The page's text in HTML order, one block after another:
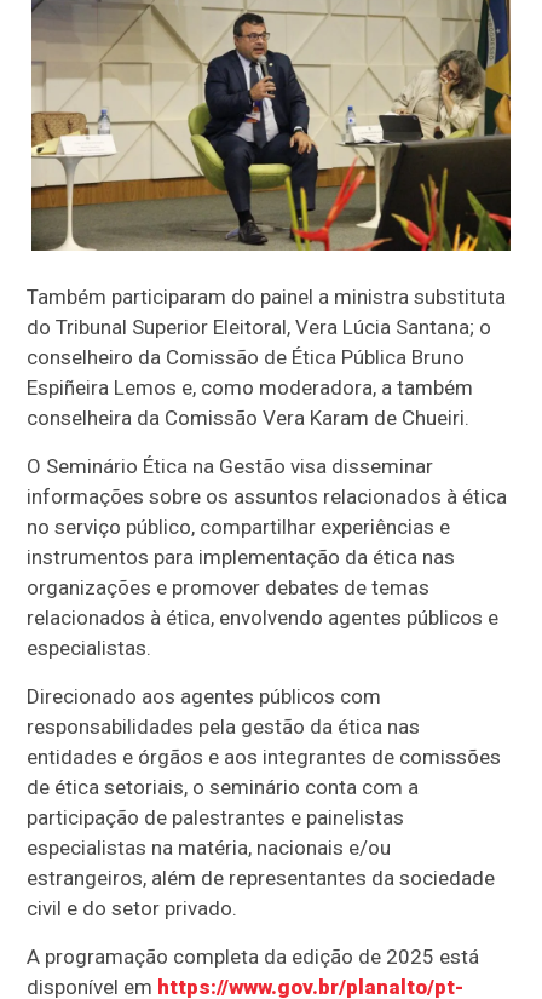
Também participaram do painel a ministra substituta
do Tribunal Superior Eleitoral, Vera Lúcia Santana; o
conselheiro da Comissão de Ética Pública Bruno
Espiñeira Lemos e, como moderadora, a também
conselheira da Comissão Vera Karam de Chueiri.
O Seminário Ética na Gestão visa disseminar
informações sobre os assuntos relacionados à ética
no serviço público, compartilhar experiências e
instrumentos para implementação da ética nas
organizações e promover debates de temas
relacionados à ética, envolvendo agentes públicos e
especialistas.
Direcionado aos agentes públicos com
responsabilidades pela gestão da ética nas
entidades e órgãos e aos integrantes de comissões
de ética setoriais, o seminário conta com a
participação de palestrantes e painelistas
especialistas na matéria, nacionais e/ou
estrangeiros, além de representantes da sociedade
civil e do setor privado.
A programação completa da edição de 2025 está
disponível em https://www.gov.br/planalto/pt-